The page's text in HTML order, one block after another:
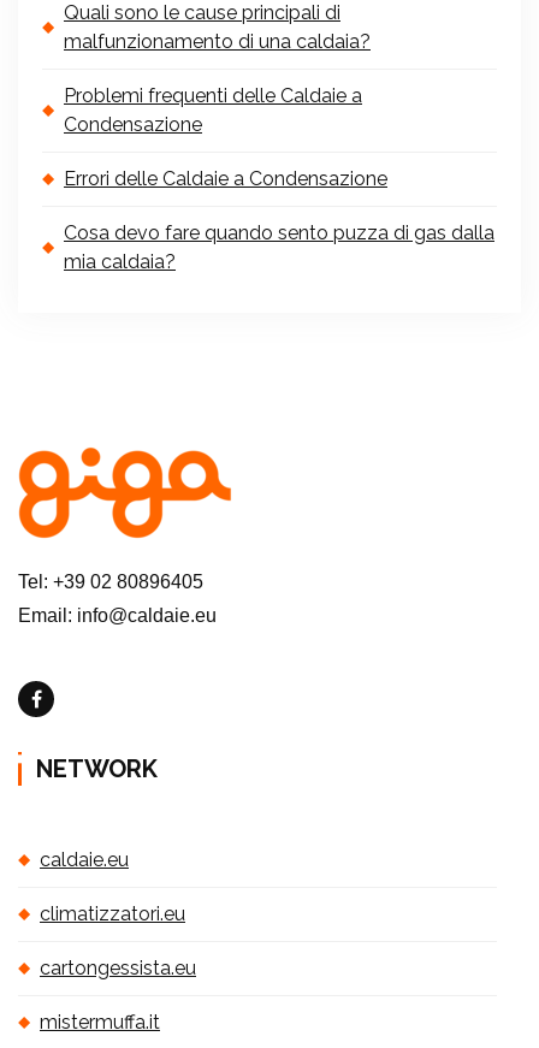
Quali sono le cause principali di
malfunzionamento di una caldaia?
Problemi frequenti delle Caldaie a
Condensazione
Errori delle Caldaie a Condensazione
Cosa devo fare quando sento puzza di gas dalla
mia caldaia?
Tel: +39 02 80896405
Email: info@caldaie.eu
NETWORK
caldaie.eu
climatizzatori.eu
cartongessista.eu
mistermuffa.it